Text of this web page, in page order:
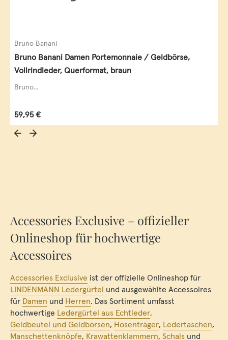
Bruno Banani
Bruno Banani Damen Portemonnaie / Geldbörse,
Vollrindleder, Querformat, braun
Bruno...
Regulärer Preis:
59,95 €
Accessories Exclusive – offizieller
Onlineshop für hochwertige
Accessoires
Accessories Exclusive ist der offizielle Onlineshop für
LINDENMANN Ledergürtel und ausgewählte Accessoires
für Damen und Herren. Das Sortiment umfasst
hochwertige Ledergürtel aus Echtleder,
Geldbeutel und Geldbörsen, Hosenträger, Ledertaschen,
Manschettenknöpfe, Krawattenklammern, Schals und